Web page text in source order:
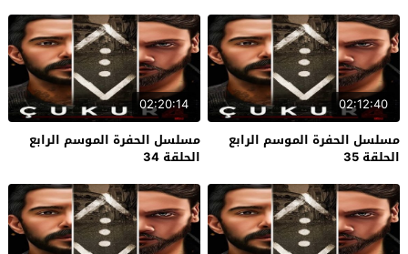
02:12:40
مسلسل الحفرة الموسم الرابع
الحلقة 35
02:20:14
مسلسل الحفرة الموسم الرابع
الحلقة 34